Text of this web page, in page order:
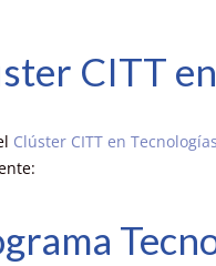
CITT
Clúster CITT en